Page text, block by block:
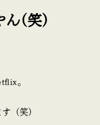
ん(笑)
。
（笑）